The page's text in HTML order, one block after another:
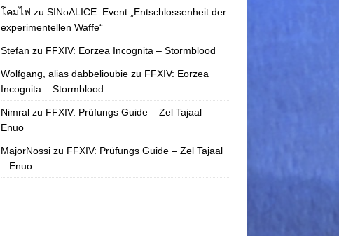
โคมไฟ zu SINoALICE: Event „Entschlossenheit der
experimentellen Waffe“
Stefan zu FFXIV: Eorzea Incognita – Stormblood
Wolfgang, alias dabbelioubiezu FFXIV: Eorzea
Incognita – Stormblood
Nimralzu FFXIV: Prüfungs Guide – Zel Tajaal –
Enuo
MajorNossizu FFXIV: Prüfungs Guide – Zel Tajaal
– Enuo